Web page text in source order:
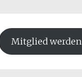
Mitglied werden